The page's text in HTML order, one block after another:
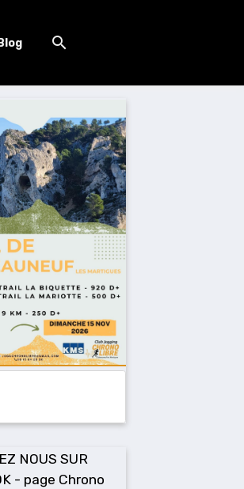
Blog
NOUS SUR
- page Chrono